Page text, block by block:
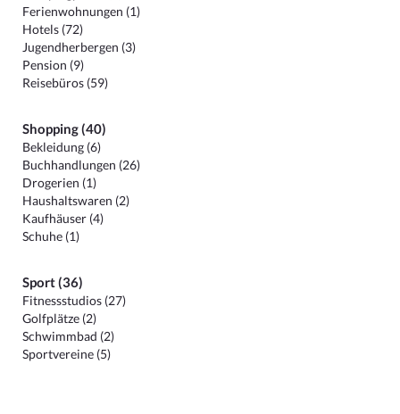
Ferienwohnungen (1)
Hotels (72)
Jugendherbergen (3)
Pension (9)
Reisebüros (59)
Shopping (40)
Bekleidung (6)
Buchhandlungen (26)
Drogerien (1)
Haushaltswaren (2)
Kaufhäuser (4)
Schuhe (1)
Sport (36)
Fitnessstudios (27)
Golfplätze (2)
Schwimmbad (2)
Sportvereine (5)